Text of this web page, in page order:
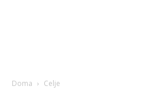
Doma Celje